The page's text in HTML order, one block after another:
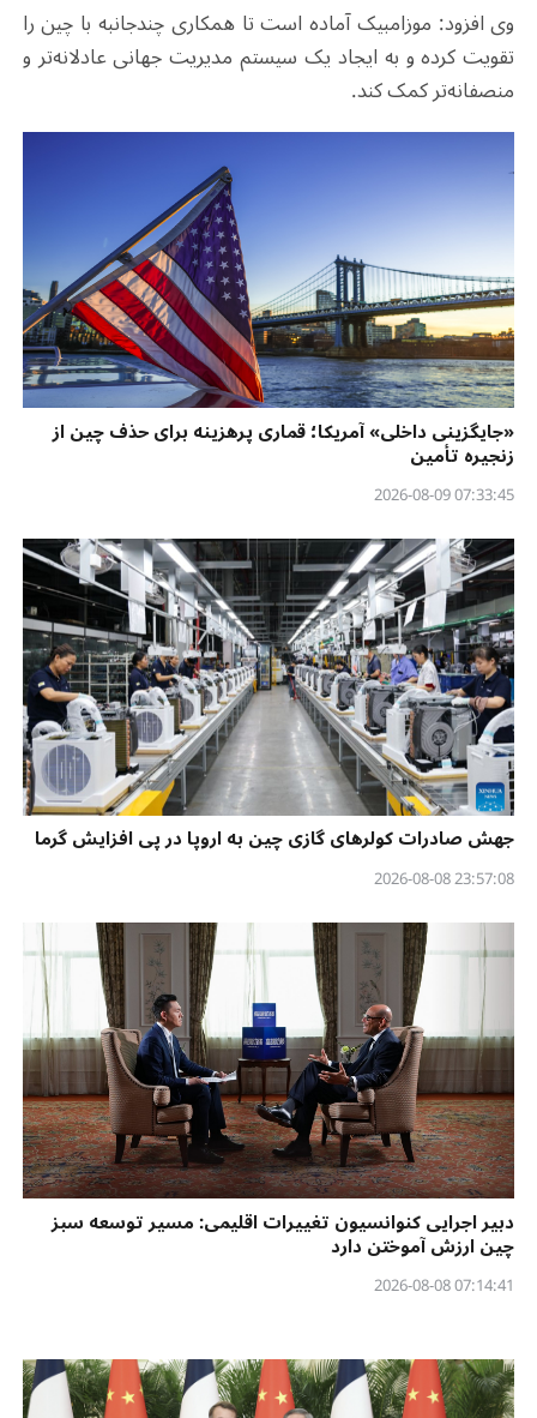
وی افزود: موزامبیک آماده است تا همکاری چندجانبه با چین را
تقویت کرده و به ایجاد یک سیستم مدیریت جهانی عادلانه‌تر و
منصفانه‌تر کمک کند.
«جایگزینی داخلی» آمریکا؛ قماری پرهزینه برای حذف چین از
زنجیره تأمین
07:33:45 2026-08-09
جهش صادرات کولرهای گازی چین به اروپا در پی افزایش گرما
23:57:08 2026-08-08
دبیر اجرایی کنوانسیون تغییرات اقلیمی: مسیر توسعه سبز
چین ارزش آموختن دارد
07:14:41 2026-08-08